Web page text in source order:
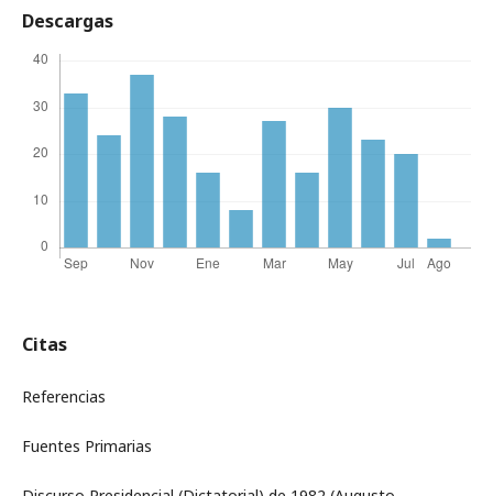
Descargas
Citas
Referencias
Fuentes Primarias